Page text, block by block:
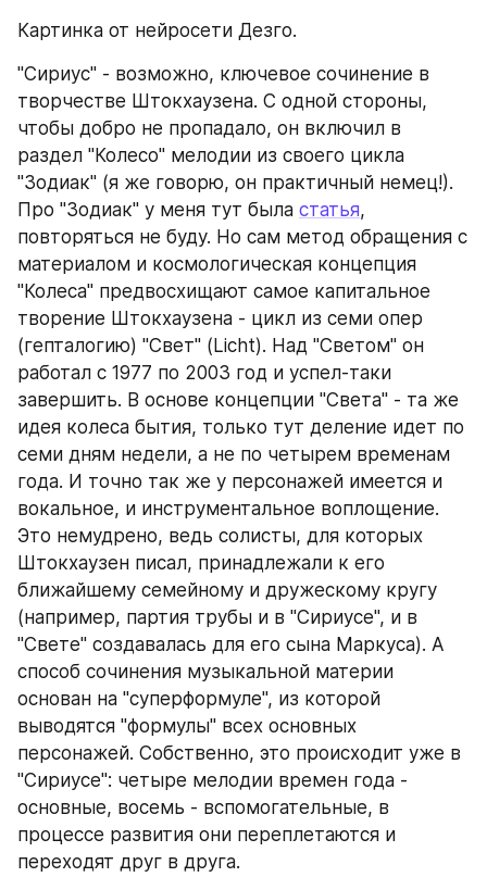
Картинка от нейросети Дезго.
"Сириус" - возможно, ключевое сочинение в
творчестве Штокхаузена. С одной стороны,
чтобы добро не пропадало, он включил в
раздел "Колесо" мелодии из своего цикла
"Зодиак" (я же говорю, он практичный немец!).
Про "Зодиак" у меня тут была статья,
повторяться не буду. Но сам метод обращения с
материалом и космологическая концепция
"Колеса" предвосхищают самое капитальное
творение Штокхаузена - цикл из семи опер
(гепталогию) "Свет" (Licht). Над "Светом" он
работал с 1977 по 2003 год и успел-таки
завершить. В основе концепции "Света" - та же
идея колеса бытия, только тут деление идет по
семи дням недели, а не по четырем временам
года. И точно так же у персонажей имеется и
вокальное, и инструментальное воплощение.
Это немудрено, ведь солисты, для которых
Штокхаузен писал, принадлежали к его
ближайшему семейному и дружескому кругу
(например, партия трубы и в "Сириусе", и в
"Свете" создавалась для его сына Маркуса). А
способ сочинения музыкальной материи
основан на "суперформуле", из которой
выводятся "формулы" всех основных
персонажей. Собственно, это происходит уже в
"Сириусе": четыре мелодии времен года -
основные, восемь - вспомогательные, в
процессе развития они переплетаются и
переходят друг в друга.